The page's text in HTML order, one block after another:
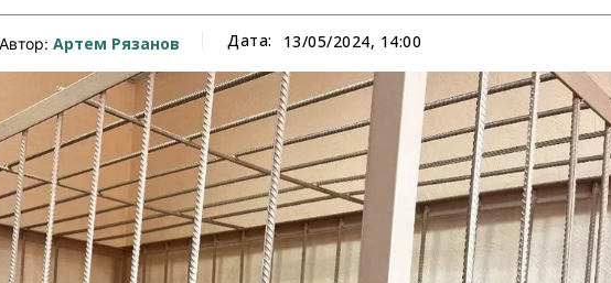
Автор:Артем Рязанов Дата: 13/05/2024, 14:00